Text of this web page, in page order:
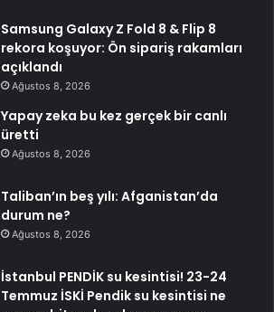
Samsung Galaxy Z Fold 8 & Flip 8
rekora koşuyor: Ön sipariş rakamları
açıklandı
Ağustos 8, 2026
Yapay zeka bu kez gerçek bir canlı
üretti
Ağustos 8, 2026
Taliban’ın beş yılı: Afganistan’da
durum ne?
Ağustos 8, 2026
İstanbul PENDİK su kesintisi! 23-24
Temmuz İSKİ Pendik su kesintisi ne